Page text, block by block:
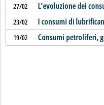
27/02 L’evoluzione dei
23/02 I consumi di
19/02 Consumi petroliferi,